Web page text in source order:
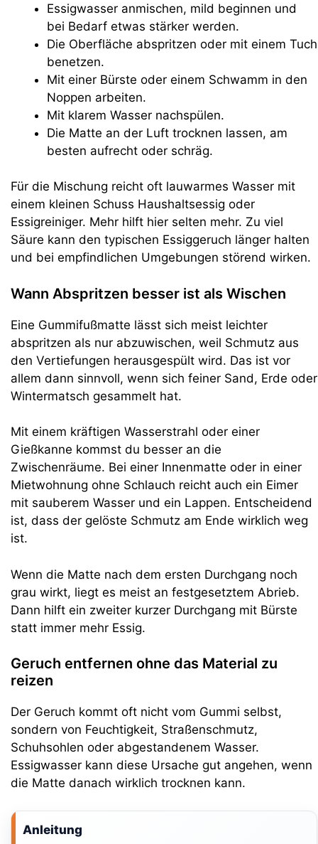
Essigwasser anmischen, mild beginnen und
bei Bedarf etwas stärker werden.
Die Oberfläche abspritzen oder mit einem Tuch
benetzen.
Mit einer Bürste oder einem Schwamm in den
Noppen arbeiten.
Mit klarem Wasser nachspülen.
Die Matte an der Luft trocknen lassen, am
besten aufrecht oder schräg.
Für die Mischung reicht oft lauwarmes Wasser mit
einem kleinen Schuss Haushaltsessig oder
Essigreiniger. Mehr hilft hier selten mehr. Zu viel
Säure kann den typischen Essiggeruch länger halten
und bei empfindlichen Umgebungen störend wirken.
Wann Abspritzen besser ist als Wischen
Eine Gummifußmatte lässt sich meist leichter
abspritzen als nur abzuwischen, weil Schmutz aus
den Vertiefungen herausgespült wird. Das ist vor
allem dann sinnvoll, wenn sich feiner Sand, Erde oder
Wintermatsch gesammelt hat.
Mit einem kräftigen Wasserstrahl oder einer
Gießkanne kommst du besser an die
Zwischenräume. Bei einer Innenmatte oder in einer
Mietwohnung ohne Schlauch reicht auch ein Eimer
mit sauberem Wasser und ein Lappen. Entscheidend
ist, dass der gelöste Schmutz am Ende wirklich weg
ist.
Wenn die Matte nach dem ersten Durchgang noch
grau wirkt, liegt es meist an festgesetztem Abrieb.
Dann hilft ein zweiter kurzer Durchgang mit Bürste
statt immer mehr Essig.
Geruch entfernen ohne das Material zu
reizen
Der Geruch kommt oft nicht vom Gummi selbst,
sondern von Feuchtigkeit, Straßenschmutz,
Schuhsohlen oder abgestandenem Wasser.
Essigwasser kann diese Ursache gut angehen, wenn
die Matte danach wirklich trocknen kann.
Anleitung